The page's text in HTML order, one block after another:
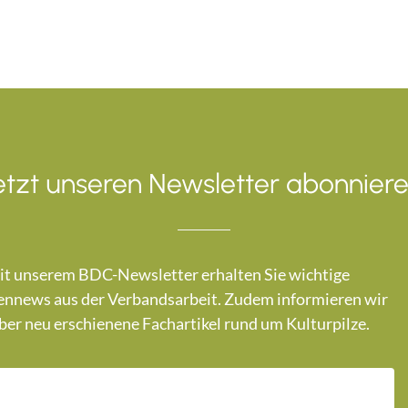
unseren Newsletter
unserem BDC-Newsletter erhalten Sie wichtige
aus der Verbandsarbeit. Zudem informieren wir
neu erschienene Fachartikel rund um Kulturpilze.